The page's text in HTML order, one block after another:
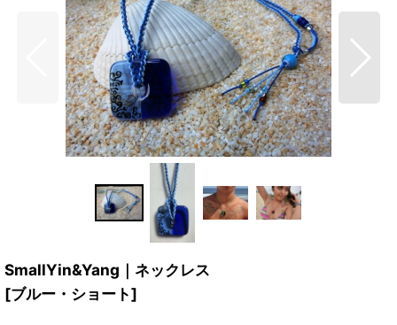
SmallYin&Yang｜ネックレス
[ブルー・ショート]